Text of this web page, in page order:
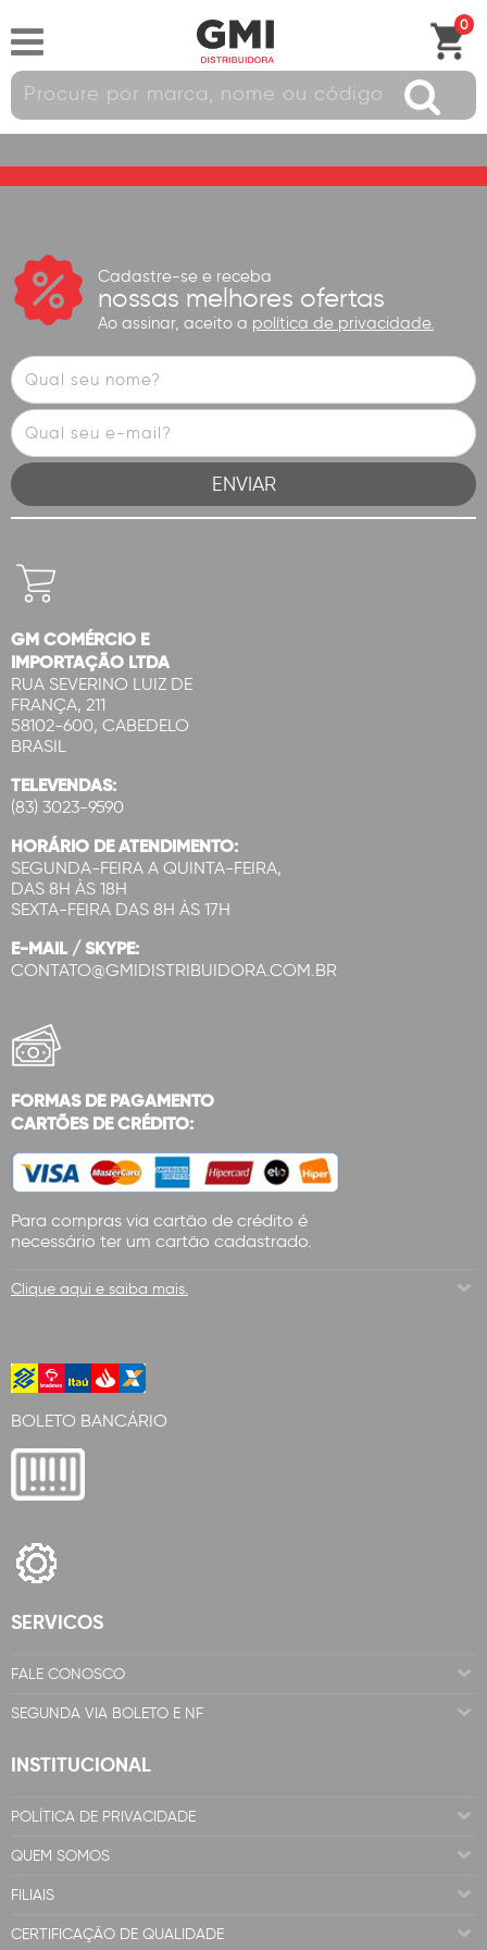
0
Cadastre-se e receba
nossas melhores ofertas
Ao assinar, aceito a política de privacidade.
GM COMÉRCIO E
IMPORTAÇÃO LTDA
RUA SEVERINO LUIZ DE
FRANÇA, 211
58102-600, CABEDELO
BRASIL
TELEVENDAS:
(83) 3023-9590
HORÁRIO DE ATENDIMENTO:
SEGUNDA-FEIRA A QUINTA-FEIRA,
DAS 8H ÀS 18H
SEXTA-FEIRA DAS 8H ÀS 17H
E-MAIL / SKYPE:
CONTATO@GMIDISTRIBUIDORA.COM.BR
FORMAS DE PAGAMENTO
CARTÕES DE CRÉDITO:
Para compras via cartão de crédito é
necessário ter um cartão cadastrado.
Clique aqui e saiba mais.
BOLETO BANCÁRIO
SERVICOS
FALE CONOSCO
SEGUNDA VIA BOLETO E NF
INSTITUCIONAL
POLÍTICA DE PRIVACIDADE
QUEM SOMOS
FILIAIS
CERTIFICAÇÃO DE QUALIDADE